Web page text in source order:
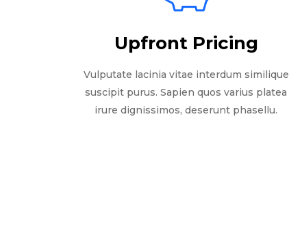
Upfront Pricing
Vulputate lacinia vitae interdum similique
suscipit purus. Sapien quos varius platea
irure dignissimos, deserunt phasellu.